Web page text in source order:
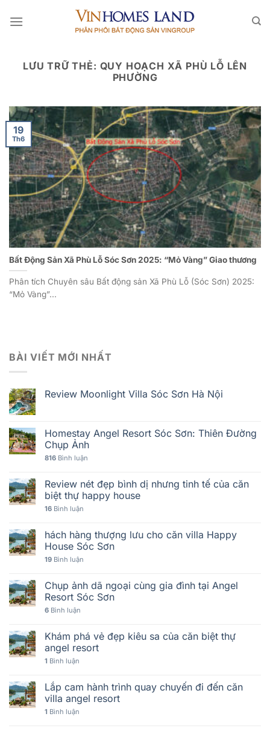
qua
LƯU TRỮ THẺ: QUY HOẠCH XÃ PHÙ LỖ LÊN
PHƯỜNG
Bất Động Sản Xã Phù Lỗ Sóc Sơn 2025: “Mỏ Vàng” Giao thương
Phân tích Chuyên sâu Bất động sản Xã Phù Lỗ (Sóc Sơn) 2025:
“Mỏ Vàng”...
19
Th6
BÀI VIẾT MỚI NHẤT
Review Moonlight Villa Sóc Sơn Hà Nội
Homestay Angel Resort Sóc Sơn: Thiên Đường
Chụp Ảnh
816 Bình luận
Review nét đẹp bình dị nhưng tinh tế của căn
biệt thự happy house
16 Bình luận
hách hàng thượng lưu cho căn villa Happy
House Sóc Sơn
19 Bình luận
Chụp ảnh dã ngoại cùng gia đình tại Angel
Resort Sóc Sơn
6 Bình luận
Khám phá vẻ đẹp kiêu sa của căn biệt thự
angel resort
1 Bình luận
Lắp cam hành trình quay chuyến đi đến căn
villa angel resort
1 Bình luận